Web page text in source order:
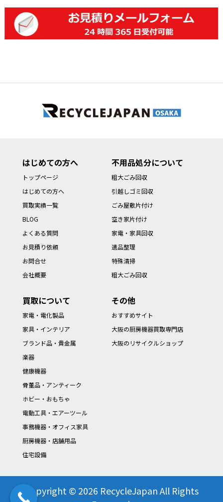
はじめての方へ
トップページ
はじめての方へ
買取実績一覧
BLOG
よくある質問
お見積り依頼
お問合せ
会社概要
不用品処分について
粗大ごみ回収
引越しゴミ回収
ごみ屋敷片付け
空き家片付け
家電・家具回収
遺品整理
特殊清掃
粗大ごみ回収
買取について
家電・電化製品
家具・インテリア
ブランド品・貴金属
楽器
健康機器
骨董品・アンティーク
ホビー・おもちゃ
電動工具・エアーツール
事務機器・オフィス家具
厨房機器・店舗用品
住宅設備
その他
おすすめサイト
大阪の厨房機器買取専門店
大阪のリサイクルショップ
Copyright © 2026 RecycleJapan All Rights